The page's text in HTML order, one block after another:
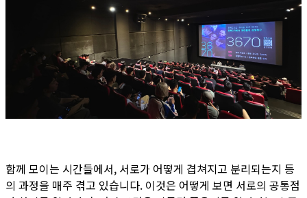
함께 모이는 시간들에서, 서로가 어떻게 겹쳐지고 분리되는지 등
의 과정을 매주 겪고 있습니다. 이것은 어떻게 보면 서로의 공통점